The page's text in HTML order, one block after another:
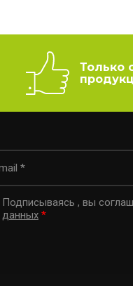
Только
Подписываясь , вы
данных *